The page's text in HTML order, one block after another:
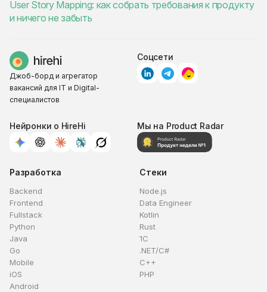
User Story Mapping: как собрать требования к продукту
и ничего не забыть
Джоб-борд и агрегатор
вакансий для IT и Digital-
специалистов
Соцсети
Нейронки о HireHi Мы на Product Radar
Разработка
Backend
Frontend
Fullstack
Python
Java
Go
Mobile
iOS
Android
Стеки
Node.js
Data Engineer
Kotlin
Rust
1C
.NET/C#
C++
PHP